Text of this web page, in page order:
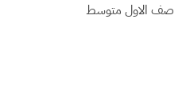
صف الاول متوسط